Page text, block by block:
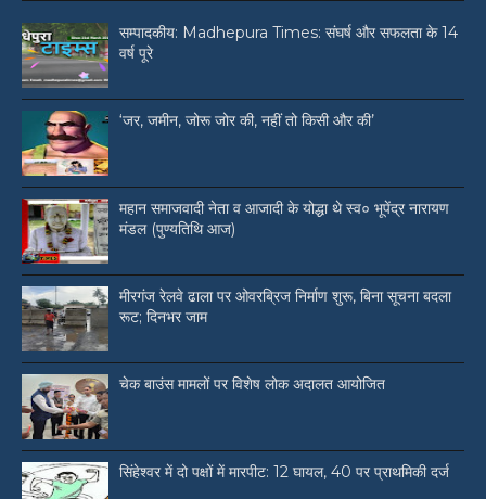
सम्पादकीय: Madhepura Times: संघर्ष और सफलता के 14
वर्ष पूरे
‘जर, जमीन, जोरू जोर की, नहीं तो किसी और की’
महान समाजवादी नेता व आजादी के योद्धा थे स्व० भूपेंद्र नारायण
मंडल (पुण्यतिथि आज)
मीरगंज रेलवे ढाला पर ओवरब्रिज निर्माण शुरू, बिना सूचना बदला
रूट; दिनभर जाम
चेक बाउंस मामलों पर विशेष लोक अदालत आयोजित
सिंहेश्वर में दो पक्षों में मारपीट: 12 घायल, 40 पर प्राथमिकी दर्ज